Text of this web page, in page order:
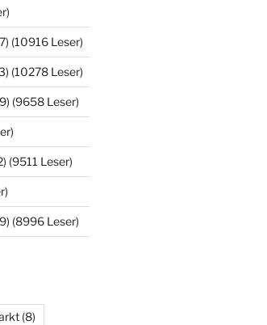
(10916 Leser)
(10278 Leser)
(9658 Leser)
(9511 Leser)
(8996 Leser)
(8)